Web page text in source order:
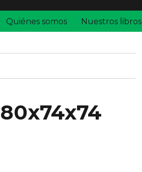
Quiénes somos Nuestros libros